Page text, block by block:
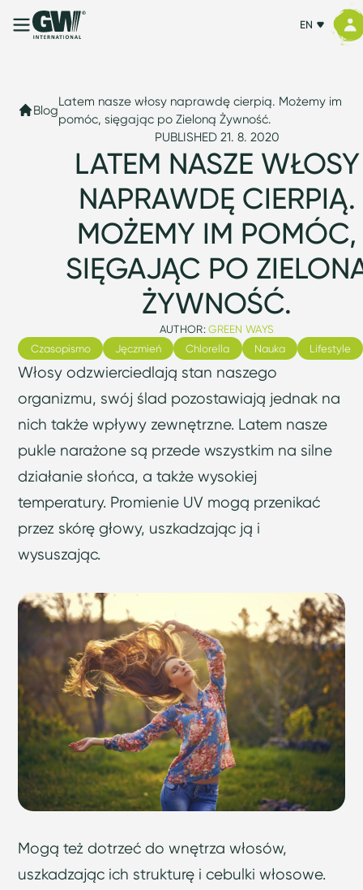
EN
Blog
Latem nasze włosy naprawdę cierpią. Możemy im
pomóc, sięgając po Zieloną Żywność.
PUBLISHED 21. 8. 2020
LATEM NASZE WŁOSY
NAPRAWDĘ CIERPIĄ.
MOŻEMY IM POMÓC,
SIĘGAJĄC PO
ŻYWNOŚĆ.
AUTHOR:GREEN WAYS
Czasopismo
Jęczmień Chlorella Nauka Lifestyle
Włosy odzwierciedlają stan naszego
organizmu, swój ślad pozostawiają jednak na
nich także wpływy zewnętrzne. Latem nasze
pukle narażone są przede wszystkim na silne
działanie słońca, a także wysokiej
temperatury. Promienie UV mogą przenikać
przez skórę głowy, uszkadzając ją i
wysuszając.
Mogą też dotrzeć do wnętrza włosów,
uszkadzając ich strukturę i cebulki włosowe.